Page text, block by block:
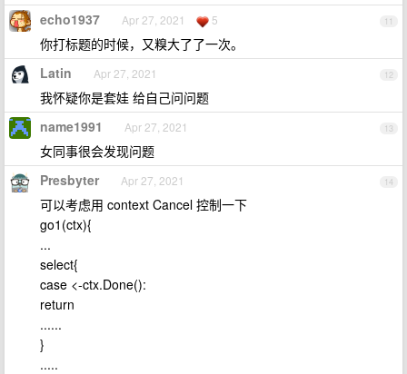
11
echo1937 Apr 27, 2021 5
你打标题的时候，又糗大了了一次。
12
Latin Apr 27, 2021
我怀疑你是套娃 给自己问问题
13
name1991 Apr 27, 2021
女同事很会发现问题
14
Presbyter Apr 27, 2021
可以考虑用 context Cancel 控制一下
go1(ctx){
...
select{
case <-ctx.Done():
return
......
}
.....